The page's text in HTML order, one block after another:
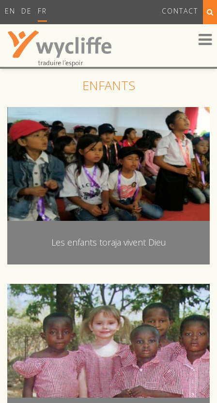
EN DE FR CONTACT
ENFANTS
Les enfants toraja vivent Dieu